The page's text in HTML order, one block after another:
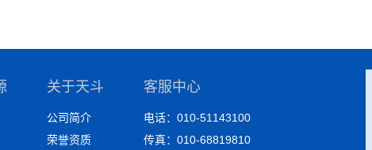
关于天斗
公司简介
荣誉资质
客服中心
电话：010-51143100
传真：010-68819810